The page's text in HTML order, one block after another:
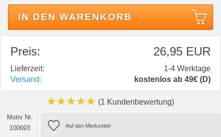
IN DEN WARENKORB
Preis: 26,95 EUR
Lieferzeit:
1-4 Werktage
Versand:
kostenlos ab 49€ (D)
★★★★★ (1 Kundenbewertung)
Motiv Nr.
100693